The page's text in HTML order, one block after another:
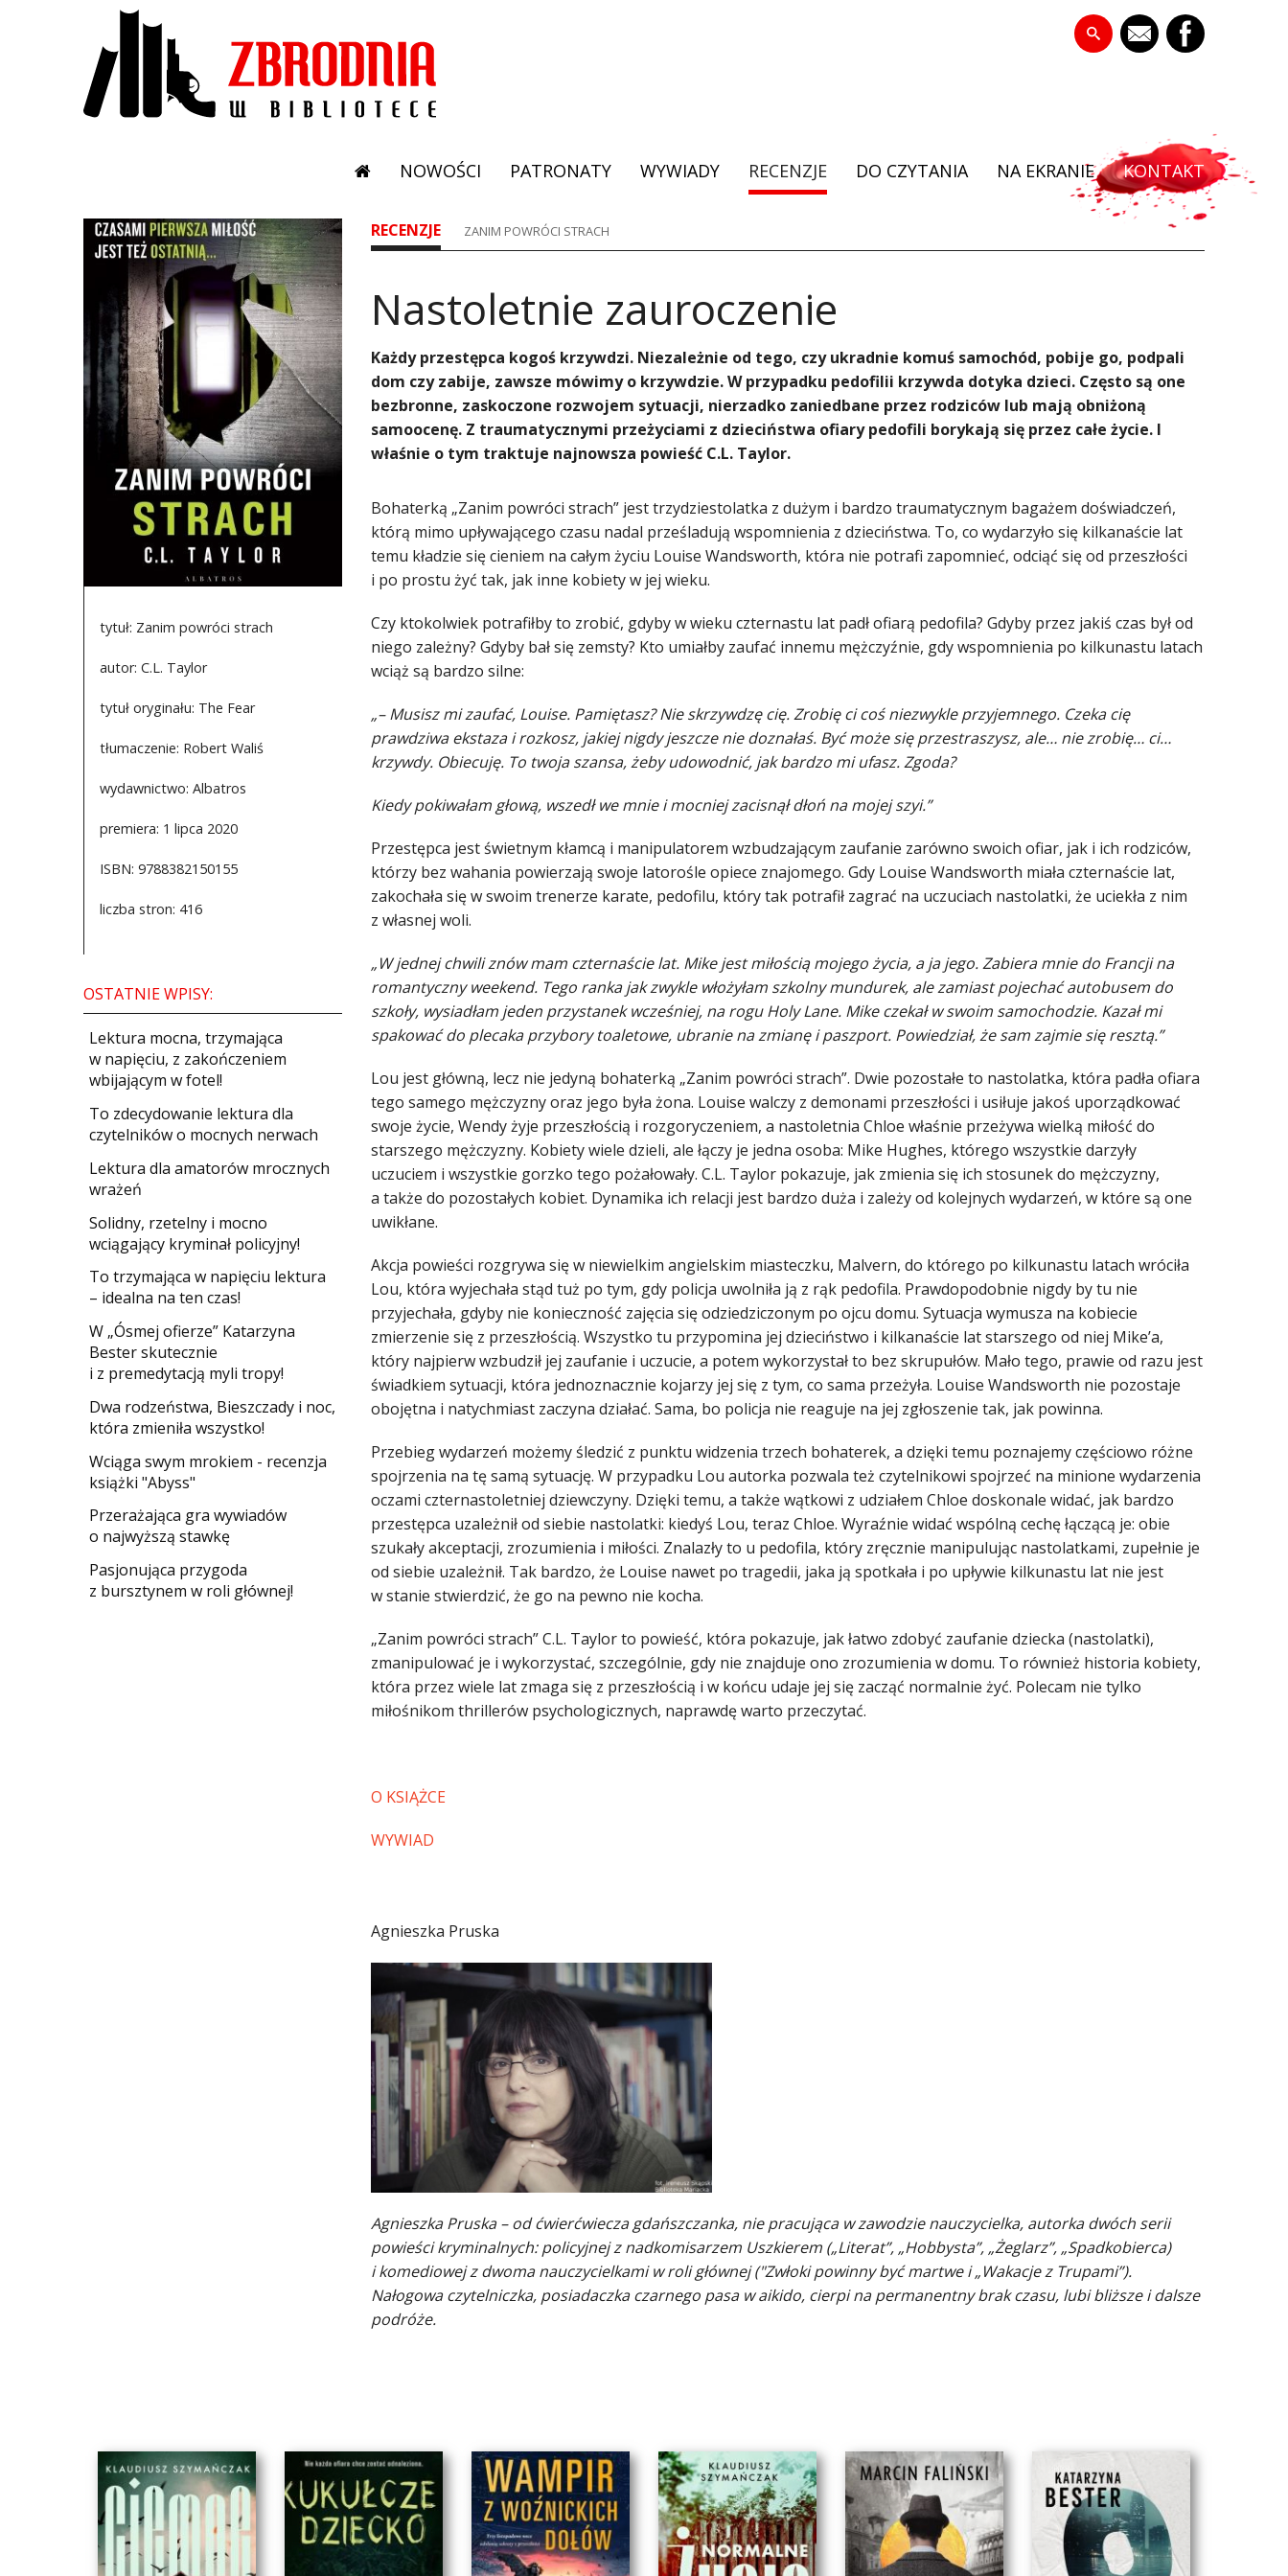
NOWOŚCI PATRONATY WYWIADY RECENZJE DO CZYTANIA NA EKRANIE KONTAKT
tytuł: Zanim powróci strach
autor: C.L. Taylor
tytuł oryginału: The Fear
tłumaczenie: Robert Waliś
wydawnictwo: Albatros
premiera: 1 lipca 2020
ISBN: 9788382150155
liczba stron: 416
OSTATNIE WPISY:
​Lektura mocna, trzymająca
w napięciu, z zakończeniem
wbijającym w fotel!
​To zdecydowanie lektura dla
czytelników o mocnych nerwach
Lektura dla amatorów mrocznych
wrażeń
Solidny, rzetelny i mocno
wciągający kryminał policyjny!
​To trzymająca w napięciu lektura
– idealna na ten czas!
W „Ósmej ofierze” Katarzyna
Bester skutecznie
i z premedytacją myli tropy!
Dwa rodzeństwa, Bieszczady i noc,
która zmieniła wszystko!
Wciąga swym mrokiem - recenzja
książki "Abyss"
​Przerażająca gra wywiadów
o najwyższą stawkę
Pasjonująca przygoda
z bursztynem w roli głównej!
RECENZJE ZANIM POWRÓCI STRACH
Nastoletnie zauroczenie
Każdy przestępca kogoś krzywdzi. Niezależnie od tego, czy ukradnie komuś samochód, pobije go, podpali
dom czy zabije, zawsze mówimy o krzywdzie. W przypadku pedofilii krzywda dotyka dzieci. Często są one
bezbronne, zaskoczone rozwojem sytuacji, nierzadko zaniedbane przez rodziców lub mają obniżoną
samoocenę. Z traumatycznymi przeżyciami z dzieciństwa ofiary pedofili borykają się przez całe życie. I
właśnie o tym traktuje najnowsza powieść C.L. Taylor.
Bohaterką „Zanim powróci strach” jest trzydziestolatka z dużym i bardzo traumatycznym bagażem doświadczeń,
którą mimo upływającego czasu nadal prześladują wspomnienia z dzieciństwa. To, co wydarzyło się kilkanaście lat
temu kładzie się cieniem na całym życiu Louise Wandsworth, która nie potrafi zapomnieć, odciąć się od przeszłości
i po prostu żyć tak, jak inne kobiety w jej wieku.
Czy ktokolwiek potrafiłby to zrobić, gdyby w wieku czternastu lat padł ofiarą pedofila? Gdyby przez jakiś czas był od
niego zależny? Gdyby bał się zemsty? Kto umiałby zaufać innemu mężczyźnie, gdy wspomnienia po kilkunastu latach
wciąż są bardzo silne:
„– Musisz mi zaufać, Louise. Pamiętasz? Nie skrzywdzę cię. Zrobię ci coś niezwykle przyjemnego. Czeka cię
prawdziwa ekstaza i rozkosz, jakiej nigdy jeszcze nie doznałaś. Być może się przestraszysz, ale… nie zrobię… ci…
krzywdy. Obiecuję. To twoja szansa, żeby udowodnić, jak bardzo mi ufasz. Zgoda?
Kiedy pokiwałam głową, wszedł we mnie i mocniej zacisnął dłoń na mojej szyi.”
Przestępca jest świetnym kłamcą i manipulatorem wzbudzającym zaufanie zarówno swoich ofiar, jak i ich rodziców,
którzy bez wahania powierzają swoje latorośle opiece znajomego. Gdy Louise Wandsworth miała czternaście lat,
zakochała się w swoim trenerze karate, pedofilu, który tak potrafił zagrać na uczuciach nastolatki, że uciekła z nim
z własnej woli.
„W jednej chwili znów mam czternaście lat. Mike jest miłością mojego życia, a ja jego. Zabiera mnie do Francji na
romantyczny weekend. Tego ranka jak zwykle włożyłam szkolny mundurek, ale zamiast pojechać autobusem do
szkoły, wysiadłam jeden przystanek wcześniej, na rogu Holy Lane. Mike czekał w swoim samochodzie. Kazał mi
spakować do plecaka przybory toaletowe, ubranie na zmianę i paszport. Powiedział, że sam zajmie się resztą.”
Lou jest główną, lecz nie jedyną bohaterką „Zanim powróci strach”. Dwie pozostałe to nastolatka, która padła ofiara
tego samego mężczyzny oraz jego była żona. Louise walczy z demonami przeszłości i usiłuje jakoś uporządkować
swoje życie, Wendy żyje przeszłością i rozgoryczeniem, a nastoletnia Chloe właśnie przeżywa wielką miłość do
starszego mężczyzny. Kobiety wiele dzieli, ale łączy je jedna osoba: Mike Hughes, którego wszystkie darzyły
uczuciem i wszystkie gorzko tego pożałowały. C.L. Taylor pokazuje, jak zmienia się ich stosunek do mężczyzny,
a także do pozostałych kobiet. Dynamika ich relacji jest bardzo duża i zależy od kolejnych wydarzeń, w które są one
uwikłane.
Akcja powieści rozgrywa się w niewielkim angielskim miasteczku, Malvern, do którego po kilkunastu latach wróciła
Lou, która wyjechała stąd tuż po tym, gdy policja uwolniła ją z rąk pedofila. Prawdopodobnie nigdy by tu nie
przyjechała, gdyby nie konieczność zajęcia się odziedziczonym po ojcu domu. Sytuacja wymusza na kobiecie
zmierzenie się z przeszłością. Wszystko tu przypomina jej dzieciństwo i kilkanaście lat starszego od niej Mike’a,
który najpierw wzbudził jej zaufanie i uczucie, a potem wykorzystał to bez skrupułów. Mało tego, prawie od razu jest
świadkiem sytuacji, która jednoznacznie kojarzy jej się z tym, co sama przeżyła. Louise Wandsworth nie pozostaje
obojętna i natychmiast zaczyna działać. Sama, bo policja nie reaguje na jej zgłoszenie tak, jak powinna.
Przebieg wydarzeń możemy śledzić z punktu widzenia trzech bohaterek, a dzięki temu poznajemy częściowo różne
spojrzenia na tę samą sytuację. W przypadku Lou autorka pozwala też czytelnikowi spojrzeć na minione wydarzenia
oczami czternastoletniej dziewczyny. Dzięki temu, a także wątkowi z udziałem Chloe doskonale widać, jak bardzo
przestępca uzależnił od siebie nastolatki: kiedyś Lou, teraz Chloe. Wyraźnie widać wspólną cechę łączącą je: obie
szukały akceptacji, zrozumienia i miłości. Znalazły to u pedofila, który zręcznie manipulując nastolatkami, zupełnie je
od siebie uzależnił. Tak bardzo, że Louise nawet po tragedii, jaka ją spotkała i po upływie kilkunastu lat nie jest
w stanie stwierdzić, że go na pewno nie kocha.
„Zanim powróci strach” C.L. Taylor to powieść, która pokazuje, jak łatwo zdobyć zaufanie dziecka (nastolatki),
zmanipulować je i wykorzystać, szczególnie, gdy nie znajduje ono zrozumienia w domu. To również historia kobiety,
która przez wiele lat zmaga się z przeszłością i w końcu udaje jej się zacząć normalnie żyć. Polecam nie tylko
miłośnikom thrillerów psychologicznych, naprawdę warto przeczytać.
O KSIĄŻCE
WYWIAD
Agnieszka Pruska
Agnieszka Pruska – od ćwierćwiecza gdańszczanka, nie pracująca w zawodzie nauczycielka, autorka dwóch serii
powieści kryminalnych: policyjnej z nadkomisarzem Uszkierem („Literat”, „Hobbysta”, „Żeglarz”, „Spadkobierca)
i komediowej z dwoma nauczycielkami w roli głównej ("Zwłoki powinny być martwe i „Wakacje z Trupami”).
Nałogowa czytelniczka, posiadaczka czarnego pasa w aikido, cierpi na permanentny brak czasu, lubi bliższe i dalsze
podróże.